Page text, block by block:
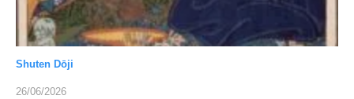
Shuten Dōji
26/06/2026